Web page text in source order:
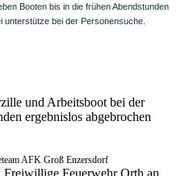
Booten bis in die frühen Abendstunden
bei der Personensuche.
und Arbeitsboot bei der
ergebnislos abgebrochen
AFK Groß Enzersdorf
Feuerwehr Orth an